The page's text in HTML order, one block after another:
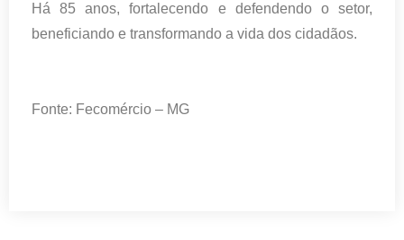
Há 85 anos, fortalecendo e defendendo o setor,
beneficiando e transformando a vida dos cidadãos.
Fonte: Fecomércio – MG